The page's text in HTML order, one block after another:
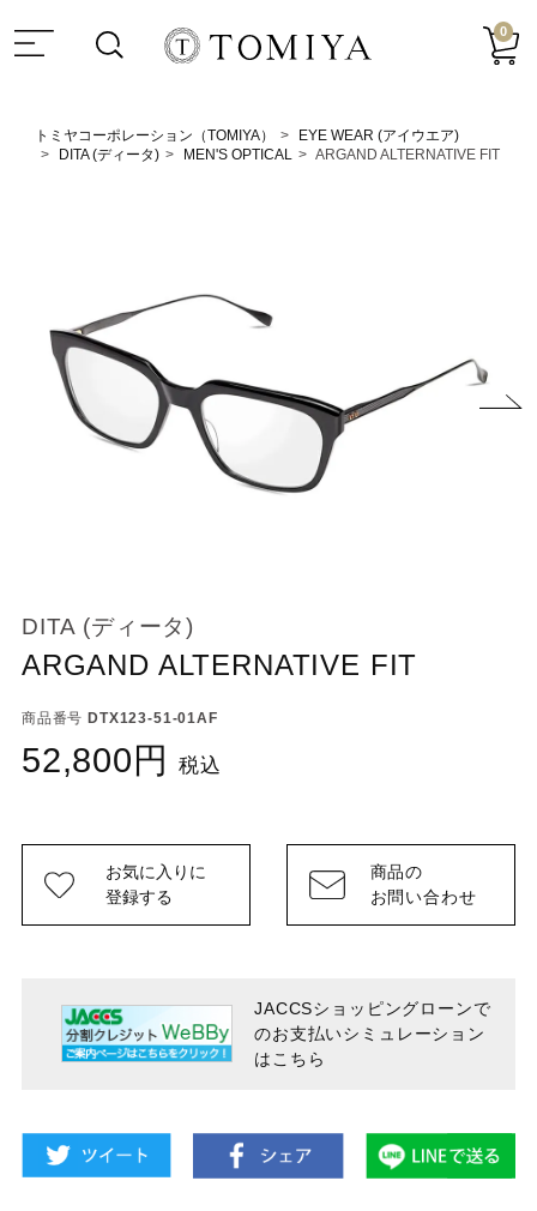
0
トミヤコーポレーション（TOMIYA）
EYE WEAR (アイウエア)
DITA (ディータ)
MEN'S OPTICAL ARGAND ALTERNATIVE FIT
DITA (ディータ)
ARGAND ALTERNATIVE FIT
商品番号 DTX123-51-01AF
52,800 税込
お気に入りに
登録する
商品の
お問い合わせ
JACCSショッピングローンで
のお支払いシミュレーション
はこちら